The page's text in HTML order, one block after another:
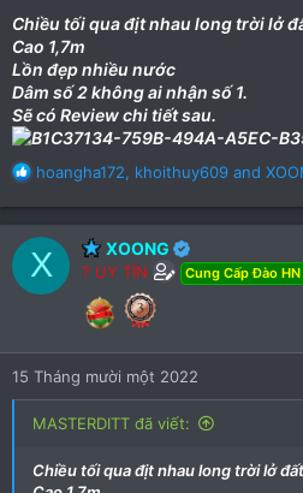
Chiều tối qua địt nhau long trời lở
Cao 1,7m
Lồn đẹp nhiều nước
Dâm số 2 không ai nhận số 1.
Sẽ có Review chi tiết sau.
R
c
t
i
o
hoangha172, khoithuy609 and
X XOONG
? UY TÍN Cung Cấp Đào HN
15 Tháng mười một 2022
MASTERDITT đã viết:
Chiều tối qua địt nhau long trời lở